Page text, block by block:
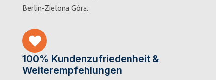
Berlin-Zielona Góra.
100% Kundenzufriedenheit &
Weiterempfehlungen